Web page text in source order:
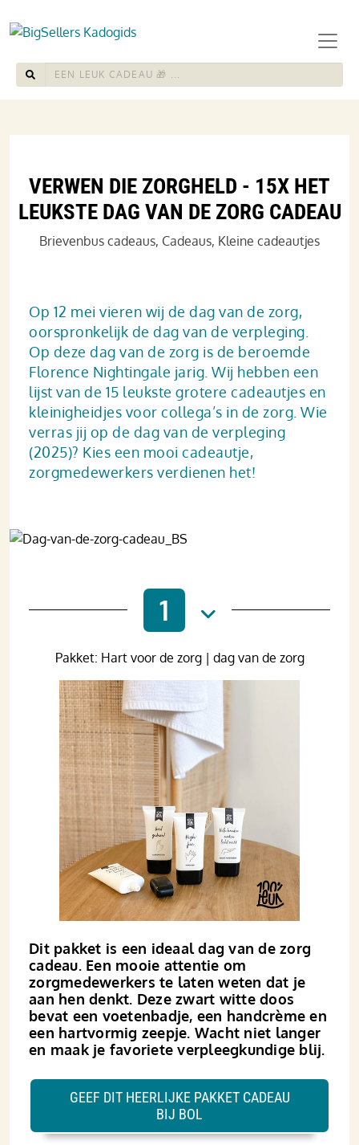
VERWEN DIE ZORGHELD - 15X HET
LEUKSTE DAG VAN DE ZORG CADEAU
Brievenbus cadeaus, Cadeaus, Kleine cadeautjes
Op 12 mei vieren wij de dag van de zorg,
oorspronkelijk de dag van de verpleging.
Op deze dag van de zorg is de beroemde
Florence Nightingale jarig. Wij hebben een
lijst van de 15 leukste grotere cadeautjes en
kleinigheidjes voor collega’s in de zorg. Wie
verras jij op de dag van de verpleging
(2025)? Kies een mooi cadeautje,
zorgmedewerkers verdienen het!
1
Dit pakket is een ideaal dag van de zorg
cadeau. Een mooie attentie om
zorgmedewerkers te laten weten dat je
aan hen denkt. Deze zwart witte doos
bevat een voetenbadje, een handcrème en
een hartvormig zeepje. Wacht niet langer
en maak je favoriete verpleegkundige blij.
Pakket: Hart voor de zorg | dag van de zorg
GEEF DIT HEERLIJKE PAKKET CADEAU
BIJ BOL